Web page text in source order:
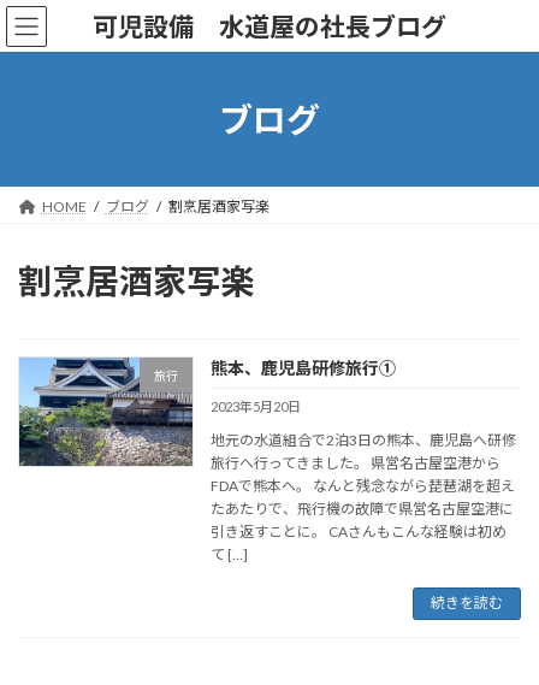
コ
ン
ナ
ビ
可児設備 水道屋の社長ブログ
ブログ
HOME ブログ 割烹居酒家写楽
割烹居酒家写楽
旅行 熊本、鹿児島研修旅行①
2023年5月20日
地元の水道組合で2泊3日の熊本、鹿児島へ研修
旅行へ行ってきました。 県営名古屋空港から
FDAで熊本へ。 なんと残念ながら琵琶湖を超え
たあたりで、飛行機の故障で県営名古屋空港に
引き返すことに。 CAさんもこんな経験は初め
て […]
続きを読む